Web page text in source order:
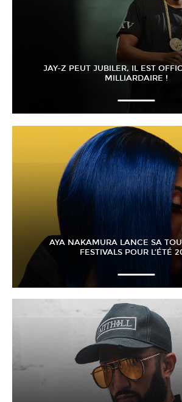
JAY-Z PEUT JUBILER, IL EST
MILLIARDAIRE !
AYA NAKAMURA LANCE SA
FESTIVALS POUR L’ÉTÉ